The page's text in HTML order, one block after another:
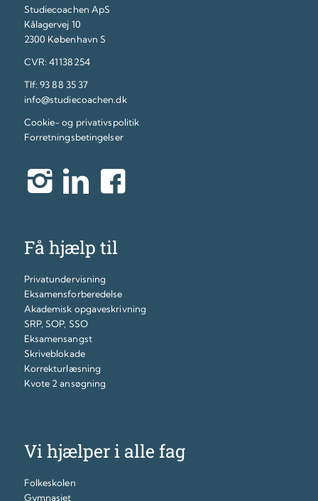
Studiecoachen ApS
Kålagervej 10
2300 København S
CVR: 41138254
Tlf:93 88 35 37
info@studiecoachen.dk
Cookie- og privativspolitik
Forretningsbetingelser
Få hjælp til
Privatundervisning
Eksamensforberedelse
Akademisk opgaveskrivning
SRP, SOP, SSO
Eksamensangst
Skriveblokade
Korrekturlæsning
Kvote 2 ansøgning
Vi hjælper i alle fag
Folkeskolen
Gymnasiet